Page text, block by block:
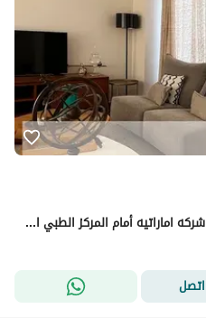
فيلا مستقله بمساحه 323 و كمبوند شركه اماراتيه أمام المركز الطبي العالمى كامل الخدمات و المرافق للبيع بخصم 44% عالكاش
اتصل